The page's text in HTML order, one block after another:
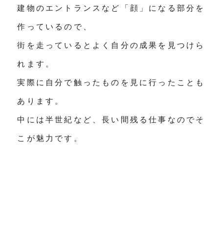
建物のエントランスなど「顔」になる部分を
作っているので、
街を走っているとよく自分の成果を見つけら
れます。
実際に自分で触ったものを見に行ったことも
あります。
中には半世紀など、長い間残る仕事なのでそ
こが魅力です。